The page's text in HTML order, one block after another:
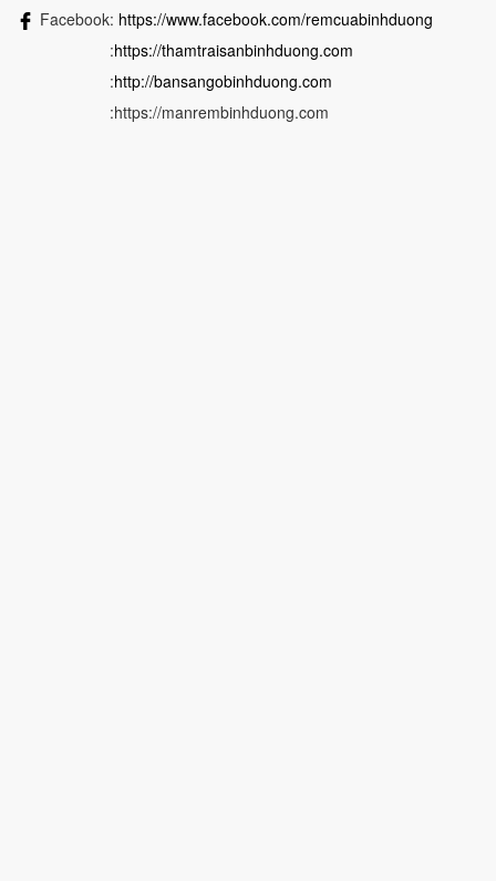
Facebook: https://www.facebook.com/remcuabinhduong
:https://thamtraisanbinhduong.com
:http://bansangobinhduong.com
:https://manrembinhduong.com